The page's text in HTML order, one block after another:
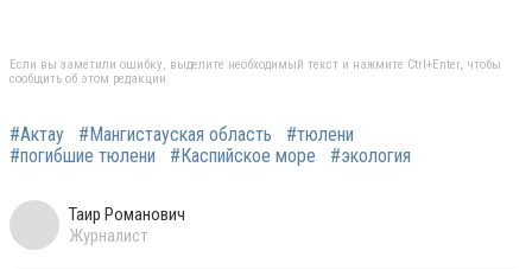
Если вы заметили ошибку, выделите необходимый текст и нажмите Ctrl+Enter, чтобы
сообщить об этом редакции
#Актау #Мангистауская область
#тюлени
#погибшие тюлени
#Каспийское море #экология
Таир Романович
Журналист